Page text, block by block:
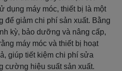
dụng máy móc, thiết bị là một
để giảm chi phí sản xuất. Bằng
kỳ, bảo dưỡng và nâng cấp,
máy móc và thiết bị hoạt
giúp tiết kiệm chi phí sửa
cường hiệu suất sản xuất.